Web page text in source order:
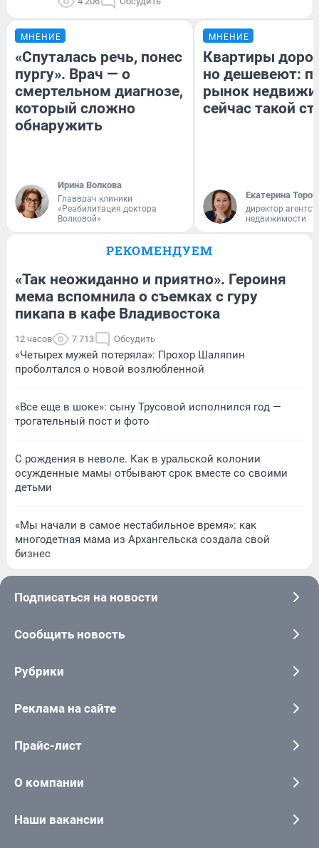
МНЕНИЕ
«Спуталась речь, понес
пургу». Врач — о
смертельном диагнозе,
который сложно
обнаружить
Ирина Волкова
Главврач клиники
«Реабилитация доктора
Волковой»
МНЕНИЕ
Квартиры
но дешевеют:
рынок
сейчас такой
Екатерина
директор
недвижимости
РЕКОМЕНДУЕМ
«Так неожиданно и приятно». Героиня
мема вспомнила о съемках с гуру
пикапа в кафе Владивостока
12 часов 7 713 Обсудить
«Четырех мужей потеряла»: Прохор Шаляпин
проболтался о новой возлюбленной
«Все еще в шоке»: сыну Трусовой исполнился год —
трогательный пост и фото
С рождения в неволе. Как в уральской колонии
осужденные мамы отбывают срок вместе со своими
детьми
«Мы начали в самое нестабильное время»: как
многодетная мама из Архангельска создала свой
бизнес
Подписаться на новости
Сообщить новость
Рубрики
Реклама на сайте
Прайс-лист
О компании
Наши вакансии